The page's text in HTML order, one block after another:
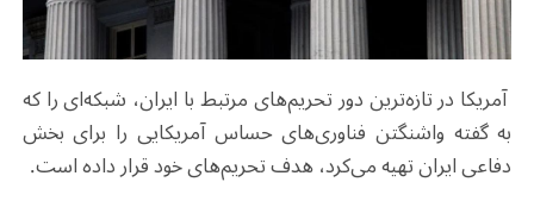
آمریکا در تازه‌ترین دور تحریم‌های مرتبط با ایران، شبکه‌ای را که
به گفته واشنگتن فناوری‌های حساس آمریکایی را برای بخش
دفاعی ایران تهیه می‌کرد، هدف تحریم‌های خود قرار داده است.